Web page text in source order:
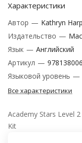
Характеристики
Автор — Kathryn
Издательство —
Язык — Английский
Артикул —
Языковой уровень —
Все характеристики
Academy Stars Level
Kit